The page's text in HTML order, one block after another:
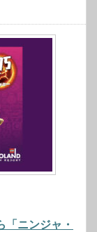
「ニンジャ・